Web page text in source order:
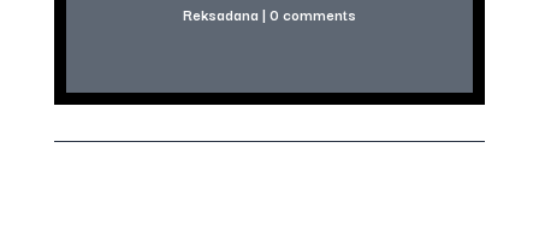
Reksadana | 0 comments